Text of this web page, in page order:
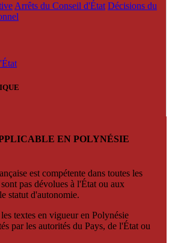
Arrêts du Conseil d'État Décisions du
EN POLYNÉSIE
est compétente dans toutes les
pas dévolues à l'État ou aux
statut d'autonomie.
textes en vigueur en Polynésie
par les autorités du Pays, de l'État ou